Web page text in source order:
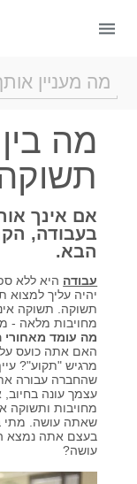
דף הבית
חיפוש חדש
רכישת AllJobs VIP
כמה אתם שווים?
קורסים אונליין
קורסים אונליין
שדרוג קורות חיים
מה
אם אינך
בעבודה,
הבא.
עבודה היא ללא
יהיה עליך למצוא
תשוקה. תשוקה
מחויבות מלאה -
מה עומד
האם אתה כועס
מרגיש "תקוע"?
שהחברה עבורה
עצמך עונה
מחויבות ותשוקה
שאתה עושה. מתי
בעצם אתה נמצא
עושה?